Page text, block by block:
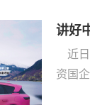
讲好
近
资国